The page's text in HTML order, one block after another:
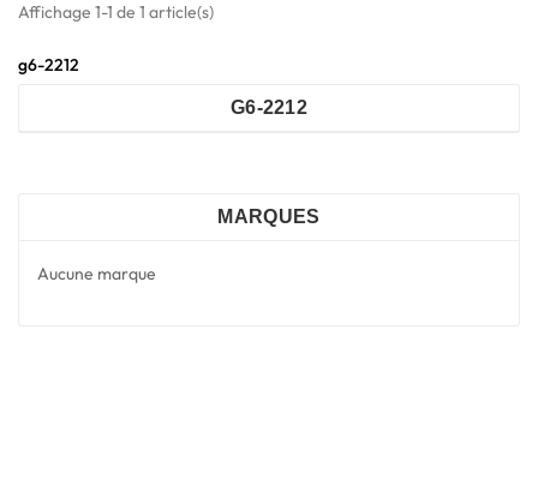
Affichage 1-1 de 1 article(s)
g6-2212
G6-2212
MARQUES
Aucune marque